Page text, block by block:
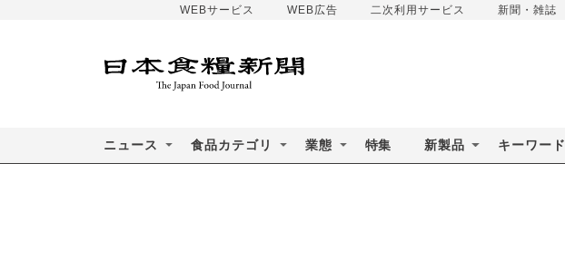
WEBサービス WEB広告 二次利用サービス 新聞・雑誌
ニュース 食品カテゴリ 業態 特集 新製品 キーワード